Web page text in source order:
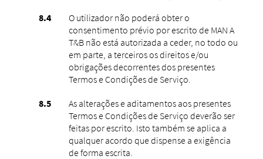
O utilizador não poderá obter o
consentimento prévio por escrito de MAN A
T&B não está autorizada a ceder, no todo ou
em parte, a terceiros os direitos e/ou
obrigações decorrentes dos presentes
Termos e Condições de Serviço.
As alterações e aditamentos aos presentes
Termos e Condições de Serviço deverão ser
feitas por escrito. Isto também se aplica a
qualquer acordo que dispense a exigência
de forma escrita.